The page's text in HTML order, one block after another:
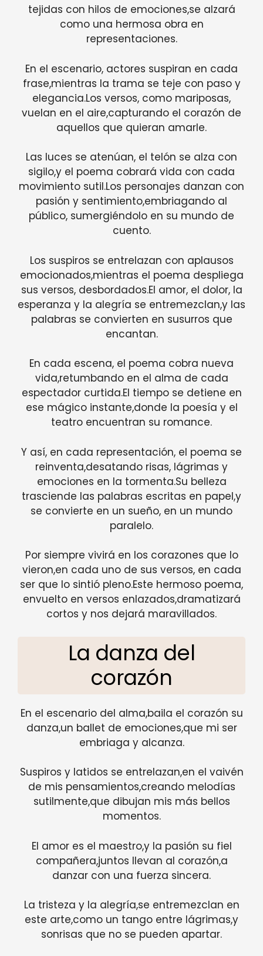
tejidas con hilos de emociones,se alzará
como una hermosa obra en
representaciones.
En el escenario, actores suspiran en cada
frase,mientras la trama se teje con paso y
elegancia.Los versos, como mariposas,
vuelan en el aire,capturando el corazón de
aquellos que quieran amarle.
Las luces se atenúan, el telón se alza con
sigilo,y el poema cobrará vida con cada
movimiento sutil.Los personajes danzan con
pasión y sentimiento,embriagando al
público, sumergiéndolo en su mundo de
cuento.
Los suspiros se entrelazan con aplausos
emocionados,mientras el poema despliega
sus versos, desbordados.El amor, el dolor, la
esperanza y la alegría se entremezclan,y las
palabras se convierten en susurros que
encantan.
En cada escena, el poema cobra nueva
vida,retumbando en el alma de cada
espectador curtida.El tiempo se detiene en
ese mágico instante,donde la poesía y el
teatro encuentran su romance.
Y así, en cada representación, el poema se
reinventa,desatando risas, lágrimas y
emociones en la tormenta.Su belleza
trasciende las palabras escritas en papel,y
se convierte en un sueño, en un mundo
paralelo.
Por siempre vivirá en los corazones que lo
vieron,en cada uno de sus versos, en cada
ser que lo sintió pleno.Este hermoso poema,
envuelto en versos enlazados,dramatizará
cortos y nos dejará maravillados.
La danza del
corazón
En el escenario del alma,baila el corazón su
danza,un ballet de emociones,que mi ser
embriaga y alcanza.
Suspiros y latidos se entrelazan,en el vaivén
de mis pensamientos,creando melodías
sutilmente,que dibujan mis más bellos
momentos.
El amor es el maestro,y la pasión su fiel
compañera,juntos llevan al corazón,a
danzar con una fuerza sincera.
La tristeza y la alegría,se entremezclan en
este arte,como un tango entre lágrimas,y
sonrisas que no se pueden apartar.